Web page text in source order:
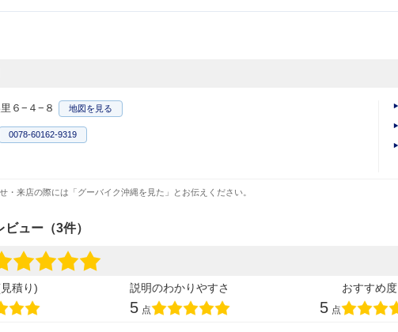
６−４−８ 地図を見る
0078-60162-9319
・来店の際には「グーバイク沖縄を見た」とお伝えください。
ュー（3件）
積り) 説明のわかりやすさ
5 点
おすすめ度
5 点